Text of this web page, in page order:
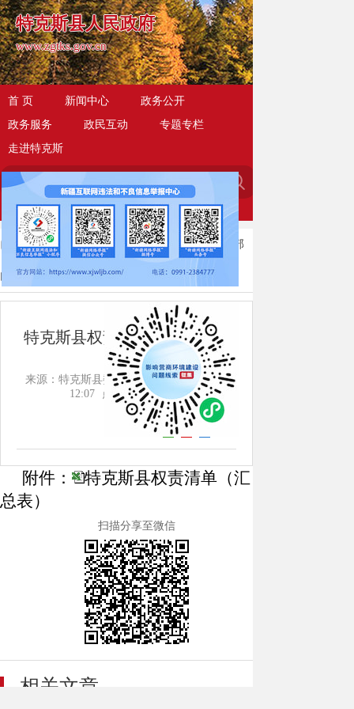
特克斯县人民政府
www.zgtks.gov.cn
首 页 新闻中心
政务公开
政务服务
政民互动
专题专栏
走进特克斯
当前位置： 首页 > 政务公开 > 权责清单 部
门清单 > 特克斯县权责清单（汇总表）
特克斯县权责清单（汇总表）
来源：特克斯县委编办
日期：2022-07-27
12:07
点击：[ 1553 次]
附件：
特克斯县权责清单（汇
总表）
扫描分享至微信
相关文章